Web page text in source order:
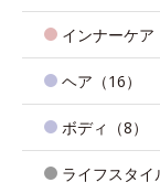
インナーケア
ヘア（16）
ボディ（8）
ライフスタイ